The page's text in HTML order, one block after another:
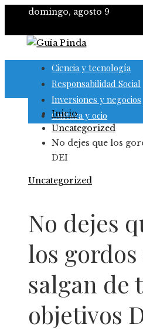
domingo, agosto 9
Ciencia y tecnología
Responsabilidad Social
Inversiones y negocios
Cultura y ocio
Inicio
Uncategorized
No dejes que los
DEI
Uncategorized
No dejes
los gordos
salgan de
objetivos